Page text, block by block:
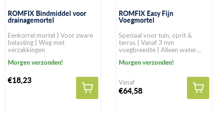
ROMFIX Bindmiddel voor
drainagemortel
Eenkorrel mortel | Voor zware
belasting | Weg met
verzakkingen
Morgen verzonden!
€18,23
ROMFIX Easy Fijn
Voegmortel
Speciaal voor tuin, oprit &
terras | Vanaf 3 mm
voegbreedte | Alleen water
Morgen verzonden!
Vanaf
€64,58